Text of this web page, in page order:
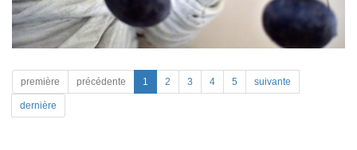
première précédente 1 2 3 4 5 suivante
dernière